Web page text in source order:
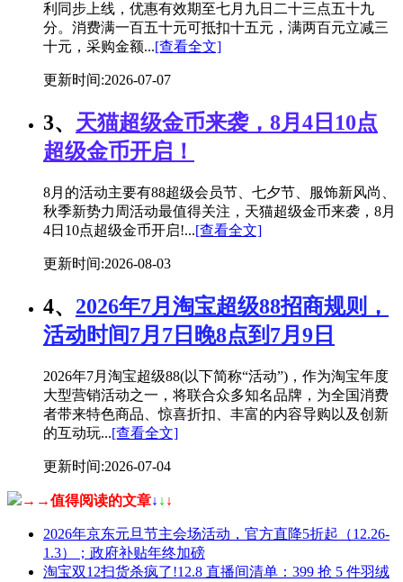
利同步上线，优惠有效期至七月九日二十三点五十九
分。消费满一百五十元可抵扣十五元，满两百元立减三
十元，采购金额...[查看全文]
更新时间:2026-07-07
3、 天猫超级金币来袭，8月4日10点
超级金币开启！
8月的活动主要有88超级会员节、七夕节、服饰新风尚、
秋季新势力周活动最值得关注，天猫超级金币来袭，8月
4日10点超级金币开启!...[查看全文]
更新时间:2026-08-03
4、 2026年7月淘宝超级88招商规则，
活动时间7月7日晚8点到7月9日
2026年7月淘宝超级88(以下简称“活动”)，作为淘宝年度
大型营销活动之一，将联合众多知名品牌，为全国消费
者带来特色商品、惊喜折扣、丰富的内容导购以及创新
的互动玩...[查看全文]
更新时间:2026-07-04
→→值得阅读的文章↓ ↓ ↓
2026年京东元旦节主会场活动，官方直降5折起（12.26-
1.3）；政府补贴年终加磅
淘宝双12扫货杀疯了!12.8 直播间清单：399 抢 5 件羽绒